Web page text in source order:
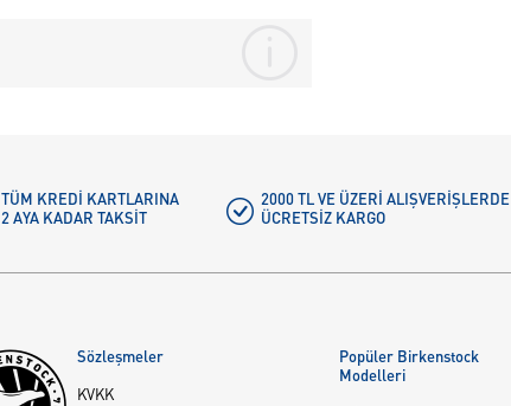
TÜM KREDI KARTLARINA
2 AYA KADAR TAKSIT
2000 TL VE ÜZERİ ALIŞVERİŞLERDE
ÜCRETSIZ KARGO
Sözleşmeler
KVKK
Popüler Birkenstock
Modelleri